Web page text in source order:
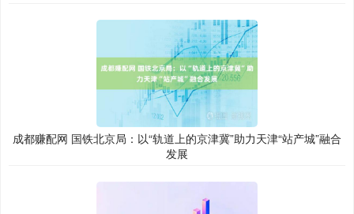
成都赚配网 国铁北京局：以“轨道上的京津冀”助力天津“站产城”融合
发展